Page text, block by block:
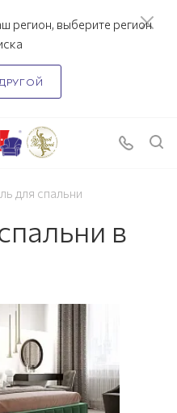
регион, выберите регион
для спальни
в